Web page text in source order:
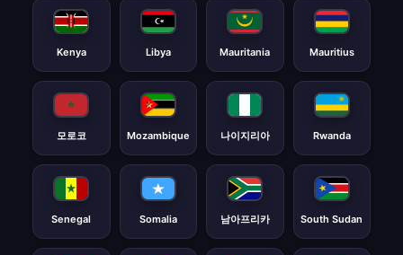
Kenya Libya Mauritania Mauritius
모로코 Mozambique 나이지리아 Rwanda
Senegal Somalia 남아프리카 South Sudan